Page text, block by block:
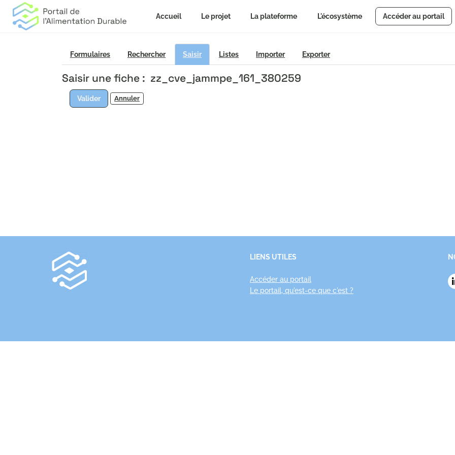
Accueil Le projet La plateforme L'écosystème Accéder au portail
Formulaires Rechercher Saisir Listes Importer Exporter
Saisir une fiche : zz_cve_jammpe_161_380259
Valider Annuler
LIENS UTILES
Accéder au portail
Le portail, qu'est-ce que c'est ?